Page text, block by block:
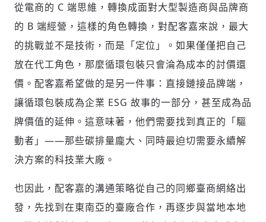
從電商的 C 端思維，轉換成面對大型製造商與品牌商
的 B 端經營，這樣的角色轉換，對配客嘉來說，最大
的挑戰並不是技術，而是「定位」。如果僅僅把自己
放在代工角色，那麼循環包裝只會淪為成本的討價還
價。配客嘉希望做的是另一件事：直接鏈接品牌端，
讓循環包裝成為企業 ESG 故事的一部分，甚至成為品
牌價值的延伸。這意味著，他們需要找到真正的「驅
動者」——那些碳排量龐大、同時最迫切需要永續解
決方案的科技業大廠。
也因此，配客嘉的溝通策略從自己的同鄉臺商網絡出
發，先找到在東南亞的臺廠合作，再逐步與當地本地